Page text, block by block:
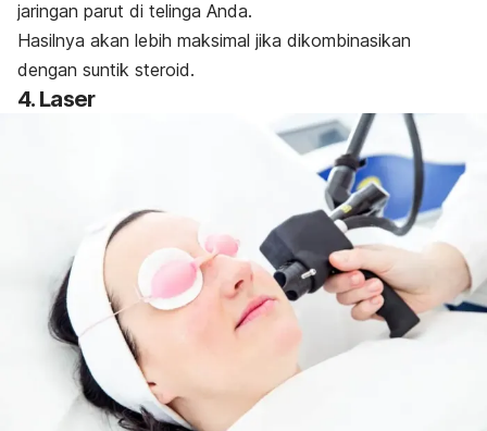
jaringan parut di telinga Anda.
Hasilnya akan lebih maksimal jika dikombinasikan
dengan suntik steroid.
4. Laser